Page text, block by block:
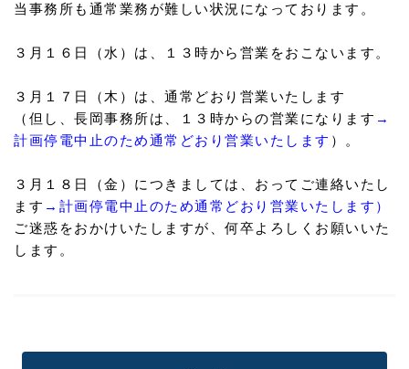
当事務所も通常業務が難しい状況になっております。
３月１６日（水）は、１３時から営業をおこないます。
３月１７日（木）は、通常どおり営業いたします
（但し、長岡事務所は、１３時からの営業になります →
計画停電中止のため通常どおり営業いたします ）。
３月１８日（金）につきましては、おってご連絡いたし
ます →計画停電中止のため通常どおり営業いたします）
ご迷惑をおかけいたしますが、何卒よろしくお願いいた
します。